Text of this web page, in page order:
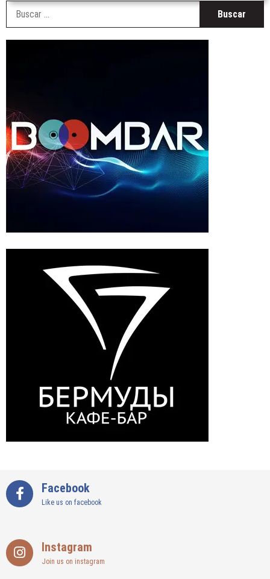
Facebook
Like us on facebook
Instagram
Join us on instagram